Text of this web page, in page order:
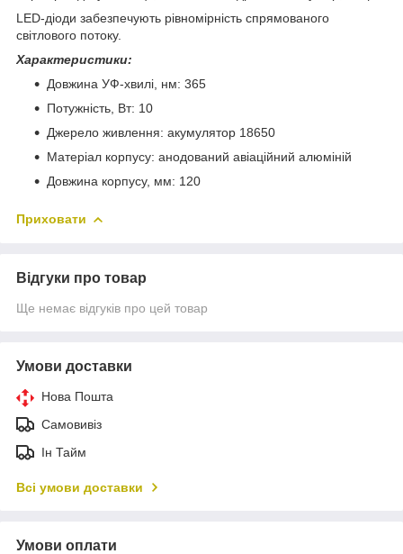
LED-діоди забезпечують рівномірність спрямованого
світлового потоку.
Характеристики:
Довжина УФ-хвилі, нм: 365
Потужність, Вт: 10
Джерело живлення: акумулятор 18650
Матеріал корпусу: анодований авіаційний алюміній
Довжина корпусу, мм: 120
Приховати
Відгуки про товар
Ще немає відгуків про цей товар
Умови доставки
Нова Пошта
Самовивіз
Ін Тайм
Всі умови доставки
Умови оплати